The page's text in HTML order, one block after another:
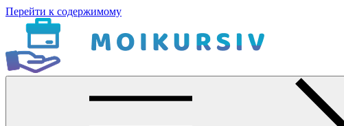
Перейти к содержимому